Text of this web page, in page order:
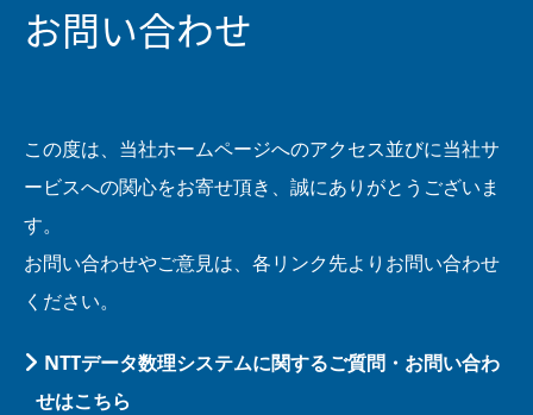
お問い合わせ
この度は、当社ホームページへのアクセス並びに当社サ
ービスへの関心をお寄せ頂き、誠にありがとうございま
す。
お問い合わせやご意見は、各リンク先よりお問い合わせ
ください。
NTTデータ数理システムに関するご質問・お問い合わ
せはこちら